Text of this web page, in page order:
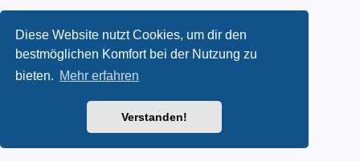
Diese Website nutzt Cookies, um dir den
bestmöglichen Komfort bei der Nutzung zu
bieten. Mehr erfahren
Verstanden!